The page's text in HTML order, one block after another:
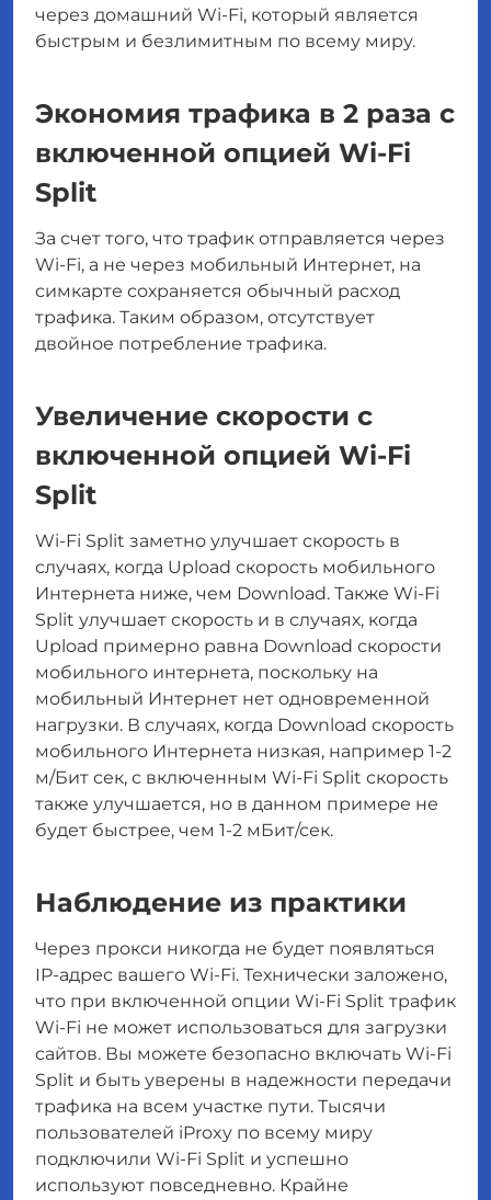
через домашний Wi-Fi, который является
быстрым и безлимитным по всему миру.
Экономия трафика в 2 раза с
включенной опцией Wi-Fi
Split
За счет того, что трафик отправляется через
Wi-Fi, а не через мобильный Интернет, на
симкарте сохраняется обычный расход
трафика. Таким образом, отсутствует
двойное потребление трафика.
Увеличение скорости с
включенной опцией Wi-Fi
Split
Wi-Fi Split заметно улучшает скорость в
случаях, когда Upload скорость мобильного
Интернета ниже, чем Download. Также Wi-Fi
Split улучшает скорость и в случаях, когда
Upload примерно равна Download скорости
мобильного интернета, поскольку на
мобильный Интернет нет одновременной
нагрузки. В случаях, когда Download скорость
мобильного Интернета низкая, например 1-2
м/Бит сек, с включенным Wi-Fi Split скорость
также улучшается, но в данном примере не
будет быстрее, чем 1-2 мБит/сек.
Наблюдение из практики
Через прокси никогда не будет появляться
IP-адрес вашего Wi-Fi. Технически заложено,
что при включенной опции Wi-Fi Split трафик
Wi-Fi не может использоваться для загрузки
сайтов. Вы можете безопасно включать Wi-Fi
Split и быть уверены в надежности передачи
трафика на всем участке пути. Тысячи
пользователей iProxy по всему миру
подключили Wi-Fi Split и успешно
используют повседневно. Крайне